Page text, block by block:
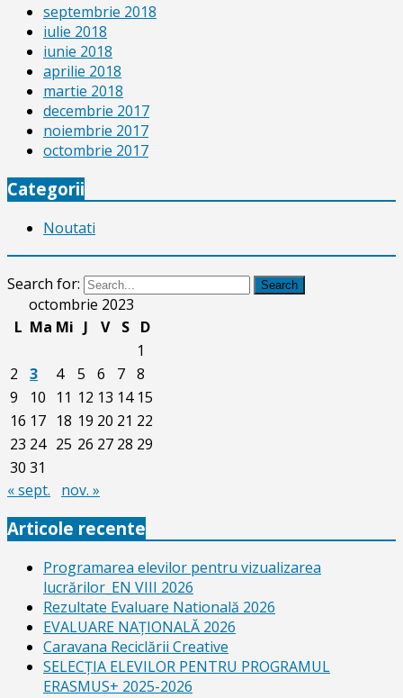
septembrie 2018
iulie 2018
iunie 2018
aprilie 2018
martie 2018
decembrie 2017
noiembrie 2017
octombrie 2017
Categorii
Noutati
Search for: Search
octombrie 2023
L Ma Mi J V S
D
1
2
3 4 5 6 7 8
9
10 11 12 13 14 15
16 17 18 19 20 21 22
23 24 25 26 27 28 29
30 31
« sept.
nov. »
Articole recente
Programarea elevilor pentru vizualizarea
lucrărilor_EN VIII 2026
Rezultate Evaluare Natională 2026
EVALUARE NAŢIONALĂ 2026
Caravana Reciclării Creative
SELECŢIA ELEVILOR PENTRU PROGRAMUL
ERASMUS+ 2025-2026